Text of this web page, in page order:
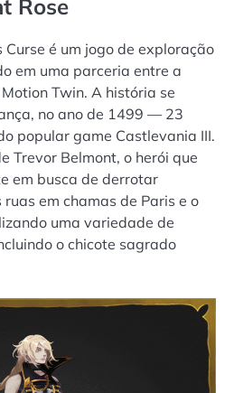
Rose
Curse é um jogo de exploração
em uma parceria entre a
Twin. A história se
no ano de 1499 — 23
popular game Castlevania III.
Trevor Belmont, o herói que
em busca de derrotar
em chamas de Paris e o
uma variedade de
o chicote sagrado